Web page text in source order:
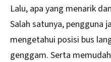
Lalu, apa yang menarik
Salah satunya, pengguna
mengetahui posisi bus
genggam. Serta